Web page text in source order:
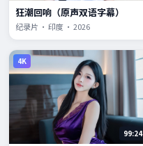
狂潮回响（原声双语字幕）
纪录片 · 印度 · 2026
4K
99:24